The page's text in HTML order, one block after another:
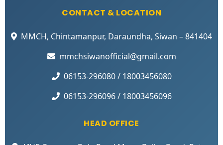
CONTACT & LOCATION
MMCH, Chintamanpur, Daraundha, Siwan – 841404
mmchsiwanofficial@gmail.com
06153-296080 / 18003456080
06153-296096 / 18003456096
HEAD OFFICE